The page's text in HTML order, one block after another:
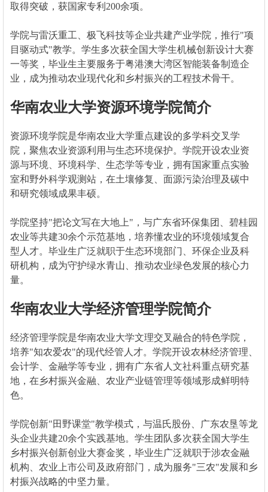
取得突破，获国家专利200余项。
学院与雷沃重工、极飞科技等企业共建产业学院，推行"项
目驱动式"教学。学生多次获全国大学生机械创新设计大赛
一等奖，毕业生主要服务于粤港澳大湾区智能装备制造企
业，成为推动农业现代化和乡村振兴的工程技术骨干。
华南农业大学资源环境学院简介
资源环境学院是华南农业大学重点建设的多学科交叉学
院，聚焦农业资源利用与生态环境保护。学院开设农业资
源与环境、环境科学、生态学等专业，拥有国家重点实验
室和野外科学观测站，在土壤修复、面源污染治理及碳中
和研究领域成果丰硕。
学院坚持"把论文写在大地上"，与广东省环保集团、碧桂园
农业等共建30余个示范基地，培养懂农业的环境领域复合
型人才。毕业生广泛就职于生态环境部门、环保企业及科
研机构，成为守护绿水青山、推动农业绿色发展的核心力
量。
华南农业大学经济管理学院简介
经济管理学院是华南农业大学文理交叉融合的特色学院，
培养"知农爱农"的现代经管人才。学院开设农林经济管理、
会计学、金融学等专业，拥有广东省人文社科重点研究基
地，在乡村振兴金融、农业产业链管理等领域形成鲜明特
色。
学院创新"田野课堂"教学模式，与温氏股份、广东农垦等龙
头企业共建20余个实践基地。学生团队多次获全国大学生
乡村振兴创新创业大赛金奖，毕业生广泛就职于涉农金融
机构、农业上市公司及政府部门，成为服务"三农"发展和乡
村振兴战略的中坚力量。